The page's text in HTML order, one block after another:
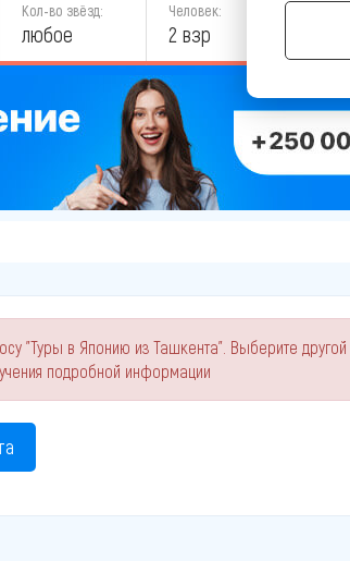
Кол-во звёзд:
любое
Человек:
2 взр
"Туры в Японию из Ташкента". Выберите другой
подробной информации